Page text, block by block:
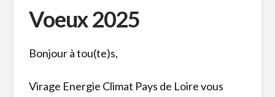
Voeux 2025
Bonjour à tou(te)s,
Virage Energie Climat Pays de Loire vous